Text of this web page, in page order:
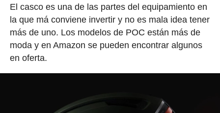
El casco es una de las partes del equipamiento en
la que má conviene invertir y no es mala idea tener
más de uno. Los modelos de POC están más de
moda y en Amazon se pueden encontrar algunos
en oferta.